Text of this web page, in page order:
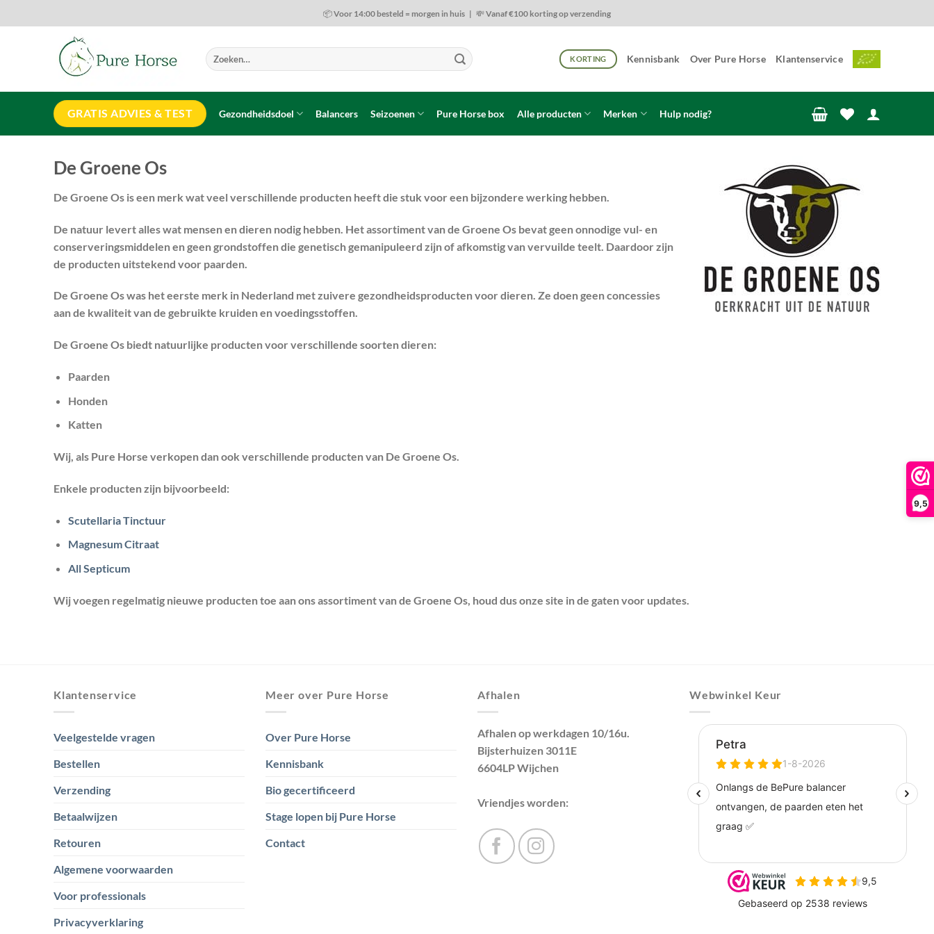
9,5
naar
📦 Voor 14:00 besteld = morgen in huis | 💸 Vanaf €100 korting op verzending
Zoeken
naar:
KORTING Kennisbank Over Pure Horse Klantenservice
GRATIS ADVIES & TEST Gezondheidsdoel Balancers Seizoenen Pure Horse box Alle producten Merken Hulp nodig?
De Groene Os
De Groene Os is een merk wat veel verschillende producten heeft die stuk voor een bijzondere werking hebben.
De natuur levert alles wat mensen en dieren nodig hebben. Het assortiment van de Groene Os bevat geen onnodige vul- en
conserveringsmiddelen en geen grondstoffen die genetisch gemanipuleerd zijn of afkomstig van vervuilde teelt. Daardoor zijn
de producten uitstekend voor paarden.
De Groene Os was het eerste merk in Nederland met zuivere gezondheidsproducten voor dieren. Ze doen geen concessies
aan de kwaliteit van de gebruikte kruiden en voedingsstoffen.
De Groene Os biedt natuurlijke producten voor verschillende soorten dieren:
Paarden
Honden
Katten
Wij, als Pure Horse verkopen dan ook verschillende producten van De Groene Os.
Enkele producten zijn bijvoorbeeld:
Scutellaria Tinctuur
Magnesum Citraat
All Septicum
Wij voegen regelmatig nieuwe producten toe aan ons assortiment van de Groene Os, houd dus onze site in de gaten voor updates.
Klantenservice
Veelgestelde vragen
Bestellen
Verzending
Betaalwijzen
Retouren
Algemene voorwaarden
Voor professionals
Privacyverklaring
Meer over Pure Horse
Over Pure Horse
Kennisbank
Bio gecertificeerd
Stage lopen bij Pure Horse
Contact
Afhalen
Afhalen op werkdagen 10/16u.
Bijsterhuizen 3011E
6604LP Wijchen
Vriendjes worden:
Webwinkel Keur